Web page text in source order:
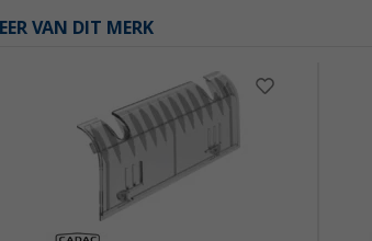
VAN DIT MERK